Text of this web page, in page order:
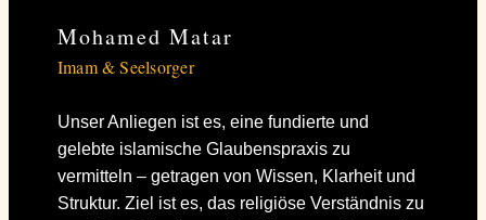
Mohamed Matar
Imam & Seelsorger
Unser Anliegen ist es, eine fundierte und
gelebte islamische Glaubenspraxis zu
vermitteln – getragen von Wissen, Klarheit und
Struktur. Ziel ist es, das religiöse Verständnis zu